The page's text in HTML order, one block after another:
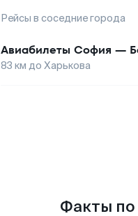
Рейсы в соседние города
Авиабилеты София —
83 км до Харькова
Факты по